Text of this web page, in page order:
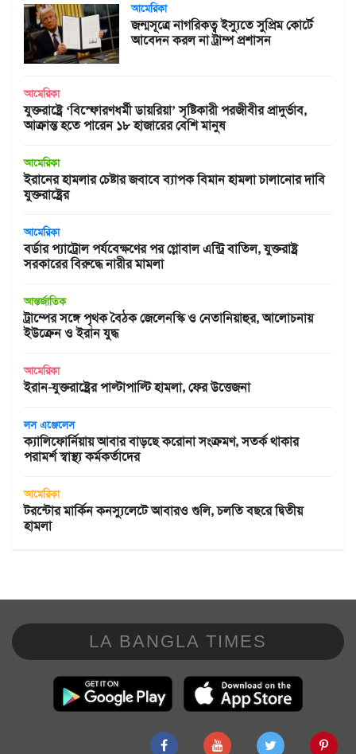
আমেরিকা
জন্মসূত্রে নাগরিকত্ব ইস্যুতে সুপ্রিম কোর্টে
আবেদন করল না ট্রাম্প প্রশাসন
আমেরিকা
যুক্তরাষ্ট্রে ‘বিস্ফোরণধর্মী ডায়রিয়া’ সৃষ্টিকারী পরজীবীর প্রাদুর্ভাব,
আক্রান্ত হতে পারেন ১৮ হাজারের বেশি মানুষ
আমেরিকা
ইরানের হামলার চেষ্টার জবাবে ব্যাপক বিমান হামলা চালানোর দাবি
যুক্তরাষ্ট্রের
আমেরিকা
বর্ডার প্যাট্রোল পর্যবেক্ষণের পর গ্লোবাল এন্ট্রি বাতিল, যুক্তরাষ্ট্র
সরকারের বিরুদ্ধে নারীর মামলা
আন্তর্জাতিক
ট্রাম্পের সঙ্গে পৃথক বৈঠক জেলেনস্কি ও নেতানিয়াহুর, আলোচনায়
ইউক্রেন ও ইরান যুদ্ধ
আমেরিকা
ইরান-যুক্তরাষ্ট্রের পাল্টাপাল্টি হামলা, ফের উত্তেজনা
লস এঞ্জেলেস
ক্যালিফোর্নিয়ায় আবার বাড়ছে করোনা সংক্রমণ, সতর্ক থাকার
পরামর্শ স্বাস্থ্য কর্মকর্তাদের
আমেরিকা
টরন্টোর মার্কিন কনস্যুলেটে আবারও গুলি, চলতি বছরে দ্বিতীয়
হামলা
LA BANGLA TIMES